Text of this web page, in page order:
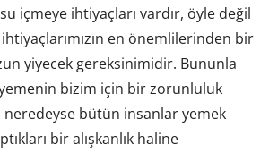
içmeye ihtiyaçları vardır, öyle değil
en önemlilerinden bir
yiyecek gereksinimidir. Bununla
bizim için bir zorunluluk
neredeyse bütün insanlar yemek
bir alışkanlık haline